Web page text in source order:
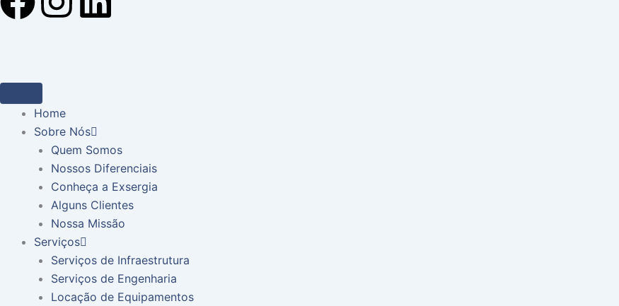
c
e
b
k
t
a
g
r
a
m
e
d
i
n
Home
Sobre Nós
Quem Somos
Nossos Diferenciais
Conheça a Exsergia
Alguns Clientes
Nossa Missão
Serviços
Serviços de Infraestrutura
Serviços de Engenharia
Locação de Equipamentos